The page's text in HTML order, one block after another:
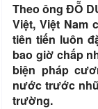
Theo ông ĐỖ
Việt, Việt Nam
tiên tiến luôn
bao giờ chấp
biện pháp
nước trước
trường.